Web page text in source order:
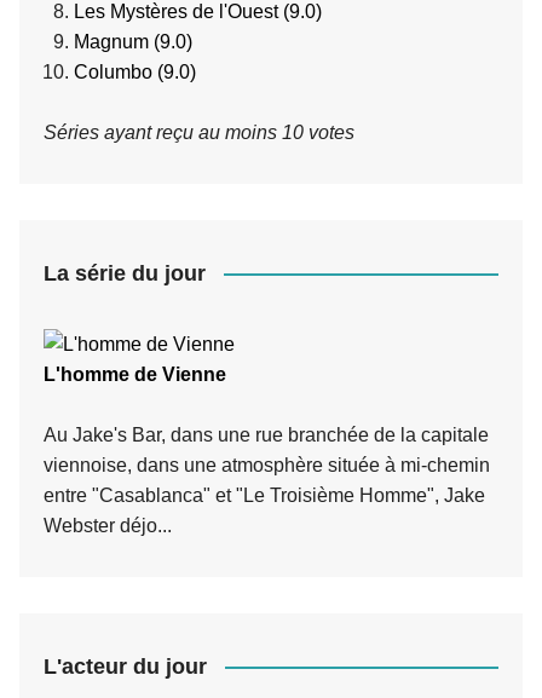
Les Mystères de l'Ouest (9.0)
Magnum (9.0)
Columbo (9.0)
Séries ayant reçu au moins 10 votes
La série du jour
L'homme de Vienne
Au Jake's Bar, dans une rue branchée de la capitale
viennoise, dans une atmosphère située à mi-chemin
entre "Casablanca" et "Le Troisième Homme", Jake
Webster déjo...
L'acteur du jour